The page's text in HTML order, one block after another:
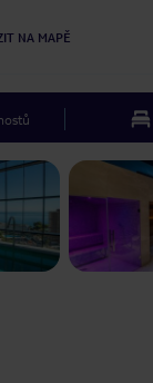
NA MAPĚ
Vyjímečný
Wonderful hotel and staff,